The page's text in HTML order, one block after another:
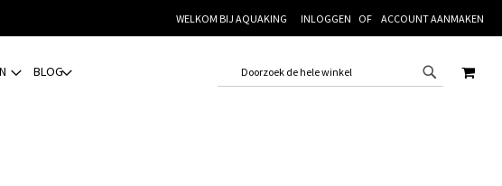
WELKOM BIJ AQUAKING INLOGGEN ACCOUNT AANMAKEN
BLOG